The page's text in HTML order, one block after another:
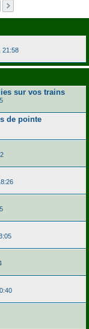
21:58
sur vos trains
de pointe